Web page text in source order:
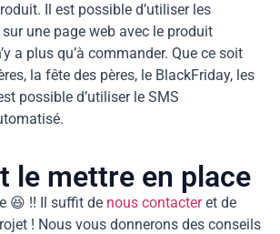
Il est possible d’utiliser les
une page web avec le produit
a plus qu’à commander. Que ce soit
la fête des pères, le BlackFriday, les
possible d’utiliser le SMS
le mettre en place
😆 !! Il suffit de nous contacteret de
! Nous vous donnerons des conseils